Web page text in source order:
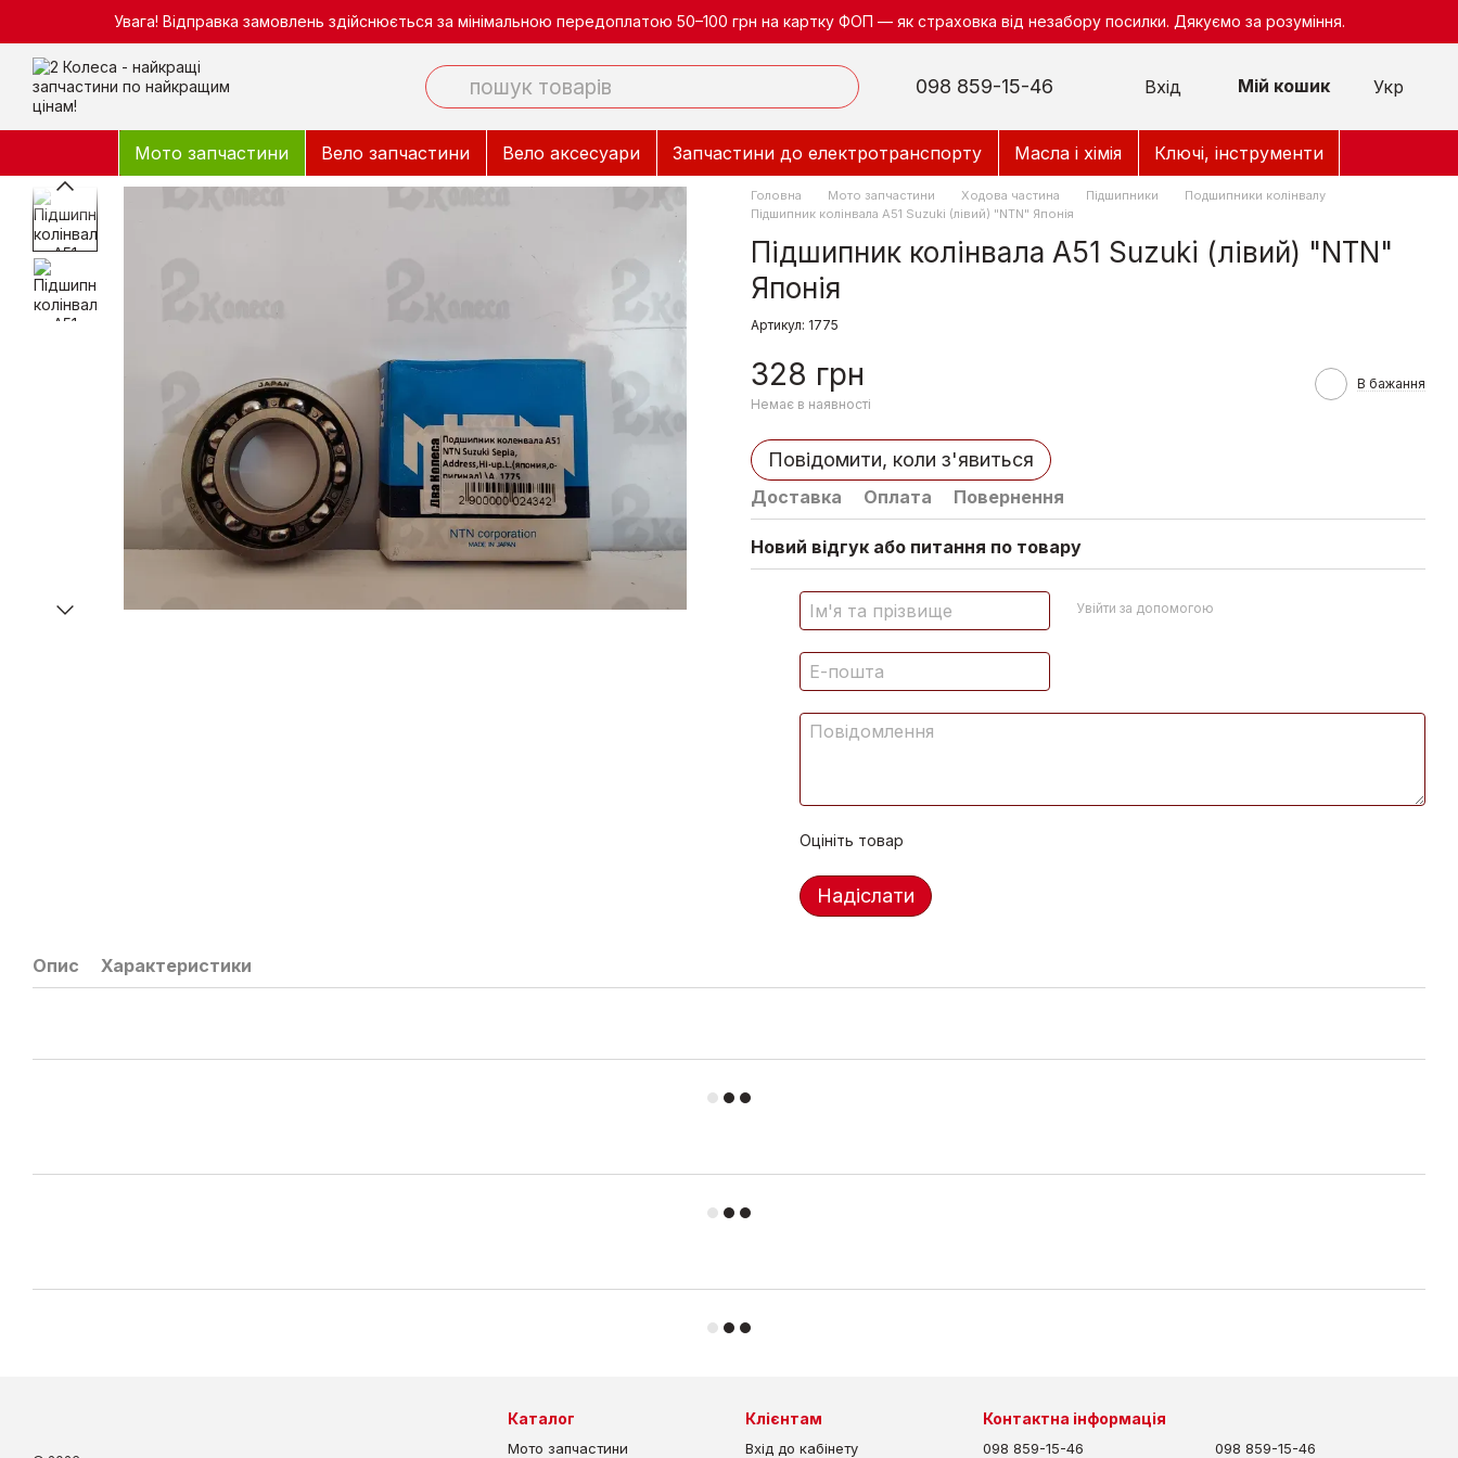
Перейти до основного контенту
Увага! Відправка замовлень здійснюється за мінімальною передоплатою 50–100 грн на картку ФОП — як страховка від незабору посилки. Дякуємо за розуміння.
098 859-15-46 Вхід Мій кошик Укр
Мото запчастини Вело запчастини Вело аксесуари Запчастини до електротранспорту Масла і хімія Ключі, інструменти
Головна Мото запчастини Ходова частина Підшипники
Подшипники колінвалу
Підшипник колінвала А51 Suzuki (лівий) "NTN" Японія
Підшипник колінвала А51 Suzuki (лівий) "NTN"
Японія
Артикул: 1775
328 грн
Немає в наявності
В бажання
Повідомити, коли з'явиться
Доставка Оплата Повернення
Новий відгук або питання по товару
Увійти за допомогою
Оцініть товар
Надіслати
Опис Характеристики
Каталог
Мото запчастини
Клієнтам
Вхід до кабінету
Контактна інформація
098 859-15-46 098 859-15-46